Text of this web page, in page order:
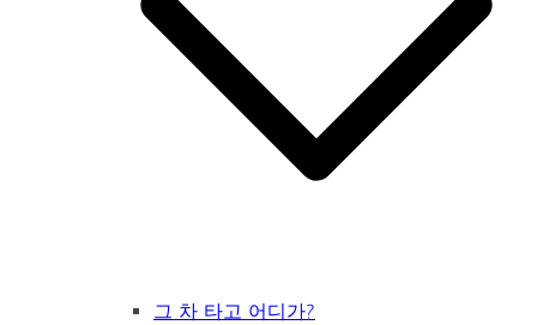
그 차 타고 어디가?